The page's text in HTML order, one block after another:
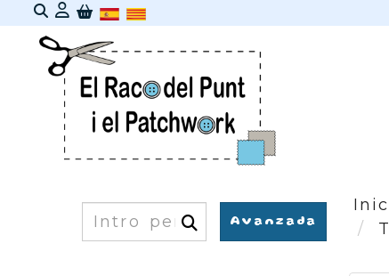
Identifícat
Cercar Avanzada